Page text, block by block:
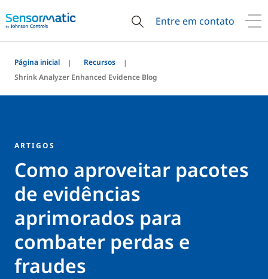
Entre em contato
Página inicial
Recursos
Shrink Analyzer Enhanced Evidence Blog
ARTIGOS
Como aproveitar pacotes
de evidências
aprimorados para
combater perdas e
fraudes